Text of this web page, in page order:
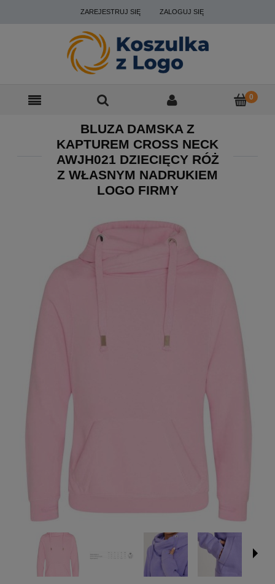
ZAREJESTRUJ SIĘ ZALOGUJ SIĘ
BLUZA DAMSKA Z
KAPTUREM CROSS NECK
AWJH021 DZIECIĘCY RÓŻ
Z WŁASNYM NADRUKIEM
LOGO FIRMY